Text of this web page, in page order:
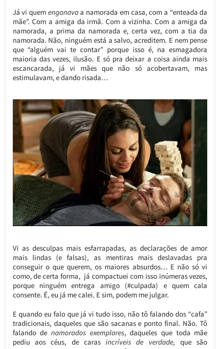
Já vi quem enganavaa namorada em casa, com a “enteada da
mãe”. Com a amiga da irmã. Com a vizinha. Com a amiga da
namorada, a prima da namorada e, certa vez, com a tia da
namorada. Não, ninguém está a salvo, acreditem. E nem pense
que “alguém vai te contar” porque isso é, na esmagadora
maioria das vezes, ilusão. E só pra deixar a coisa ainda mais
escancarada, já vi mães que não só acobertavam, mas
estimulavam, e dando risada…
Vi as desculpas mais esfarrapadas, as declarações de amor
mais lindas (e falsas), as mentiras mais deslavadas pra
conseguir o que querem, os maiores absurdos… E não só vi
como, de certa forma, já compactuei com isso inúmeras vezes,
porque ninguém entrega amigo (#culpada) e quem cala
consente. É, eu já me calei. E sim, podem me julgar.
E quando eu falo que já vi tudo isso, não tô falando dos “cafa”
tradicionais, daqueles que são sacanas e ponto final. Não. Tô
falando de namorados exemplares, daqueles que toda mãe
pediu aos céus, de carasincríveis de verdade, que são